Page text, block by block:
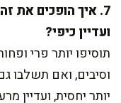
7. איך הופכים את
ועדיין כיפי?
וסיבים, ואם תשלבו
יותר יחסית, ועדיין